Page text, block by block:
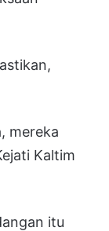
mereka
Kaltim
itu